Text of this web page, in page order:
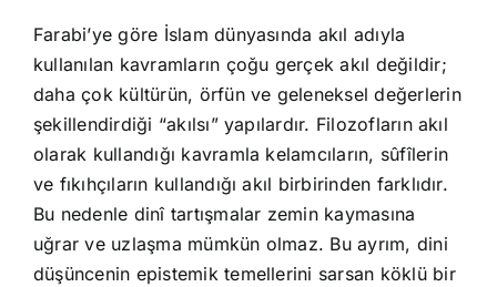
Farabi’ye göre İslam dünyasında akıl adıyla
kullanılan kavramların çoğu gerçek akıl değildir;
daha çok kültürün, örfün ve geleneksel değerlerin
şekillendirdiği “akılsı” yapılardır. Filozofların akıl
olarak kullandığı kavramla kelamcıların, sûfîlerin
ve fıkıhçıların kullandığı akıl birbirinden farklıdır.
Bu nedenle dinî tartışmalar zemin kaymasına
uğrar ve uzlaşma mümkün olmaz. Bu ayrım, dini
düşüncenin epistemik temellerini sarsan köklü bir